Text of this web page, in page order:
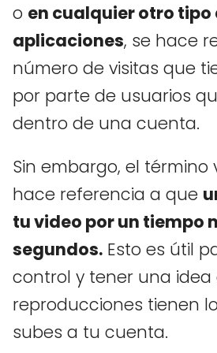
o en cualquier otro tipo
aplicaciones, se hace
número de visitas que
por parte de usuarios
dentro de una cuenta.
Sin embargo, el término
hace referencia a que
tu video por un tiempo
segundos. Esto es útil
control y tener una
reproducciones tienen
subes a tu cuenta.